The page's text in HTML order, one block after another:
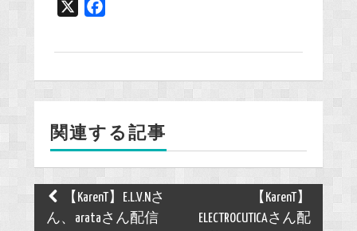
o
k
関連する記事
Post
navigation
【KarenT】E.L.V.Nさ
ん、arataさん配信
【KarenT】
ELECTROCUTICAさん配